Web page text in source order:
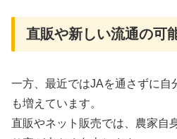
直販や新しい流通の可
一方、最近ではJAを通さずに自
も増えています。
直販やネット販売では、農家自